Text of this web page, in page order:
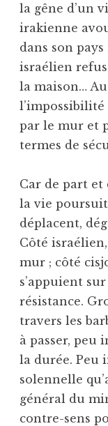
la gêne d’un
irakienne
dans son
israélien
la maison…
par le mur et
termes de
Car de part et
la vie poursuit
déplacent,
Côté
mur ; côté
s’appuient
résistance.
travers les
à passer, peu
la durée. Peu
solennelle
général du
contre-sens